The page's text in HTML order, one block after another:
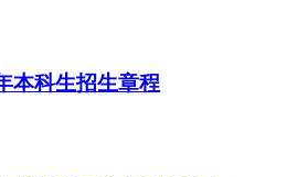
本科生招生章程